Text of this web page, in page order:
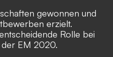
gewonnen und
erzielt.
Rolle bei
der EM 2020.